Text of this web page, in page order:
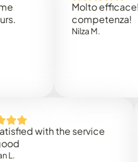
Molto efficace!
competenza!
Nilza M.
with the service
It